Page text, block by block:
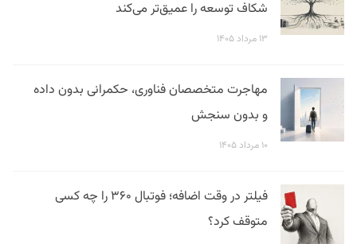
شکاف توسعه را عمیق‌تر می‌کند
۱۳ مرداد ۱۴۰۵
مهاجرت متخصصان فناوری، حکمرانی بدون داده
و بدون سنجش
۱۰ مرداد ۱۴۰۵
فیلتر در وقت اضافه؛ فوتبال ۳۶۰ را چه کسی
متوقف کرد؟